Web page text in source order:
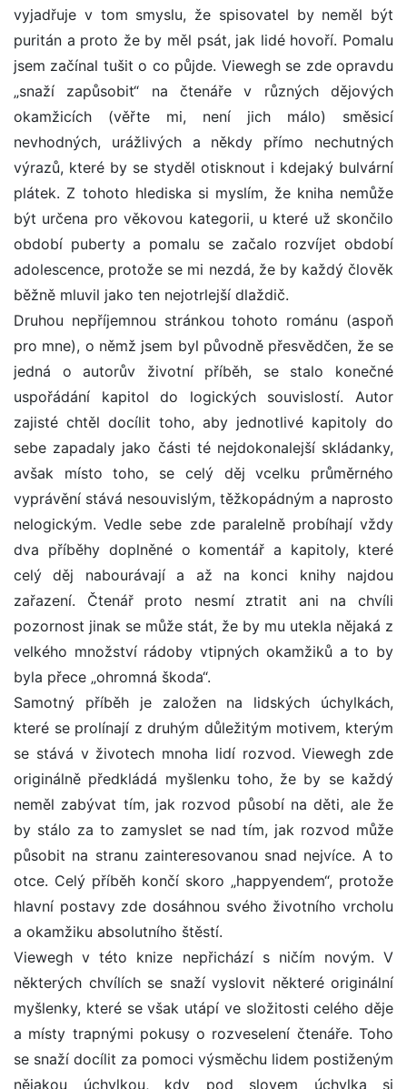
vyjadřuje v tom smyslu, že spisovatel by neměl být
puritán a proto že by měl psát, jak lidé hovoří. Pomalu
jsem začínal tušit o co půjde. Viewegh se zde opravdu
„snaží zapůsobit“ na čtenáře v různých dějových
okamžicích (věřte mi, není jich málo) směsicí
nevhodných, urážlivých a někdy přímo nechutných
výrazů, které by se styděl otisknout i kdejaký bulvární
plátek. Z tohoto hlediska si myslím, že kniha nemůže
být určena pro věkovou kategorii, u které už skončilo
období puberty a pomalu se začalo rozvíjet období
adolescence, protože se mi nezdá, že by každý člověk
běžně mluvil jako ten nejotrlejší dlaždič.
Druhou nepříjemnou stránkou tohoto románu (aspoň
pro mne), o němž jsem byl původně přesvědčen, že se
jedná o autorův životní příběh, se stalo konečné
uspořádání kapitol do logických souvislostí. Autor
zajisté chtěl docílit toho, aby jednotlivé kapitoly do
sebe zapadaly jako části té nejdokonalejší skládanky,
avšak místo toho, se celý děj vcelku průměrného
vyprávění stává nesouvislým, těžkopádným a naprosto
nelogickým. Vedle sebe zde paralelně probíhají vždy
dva příběhy doplněné o komentář a kapitoly, které
celý děj nabourávají a až na konci knihy najdou
zařazení. Čtenář proto nesmí ztratit ani na chvíli
pozornost jinak se může stát, že by mu utekla nějaká z
velkého množství rádoby vtipných okamžiků a to by
byla přece „ohromná škoda“.
Samotný příběh je založen na lidských úchylkách,
které se prolínají z druhým důležitým motivem, kterým
se stává v životech mnoha lidí rozvod. Viewegh zde
originálně předkládá myšlenku toho, že by se každý
neměl zabývat tím, jak rozvod působí na děti, ale že
by stálo za to zamyslet se nad tím, jak rozvod může
působit na stranu zainteresovanou snad nejvíce. A to
otce. Celý příběh končí skoro „happyendem“, protože
hlavní postavy zde dosáhnou svého životního vrcholu
a okamžiku absolutního štěstí.
Viewegh v této knize nepřichází s ničím novým. V
některých chvílích se snaží vyslovit některé originální
myšlenky, které se však utápí ve složitosti celého děje
a místy trapnými pokusy o rozveselení čtenáře. Toho
se snaží docílit za pomoci výsměchu lidem postiženým
nějakou úchylkou, kdy pod slovem úchylka si